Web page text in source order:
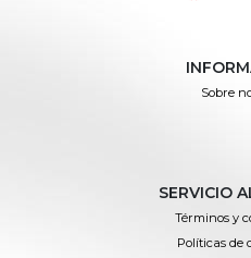
Sobre
SERVICIO
Términos y
Políticas de